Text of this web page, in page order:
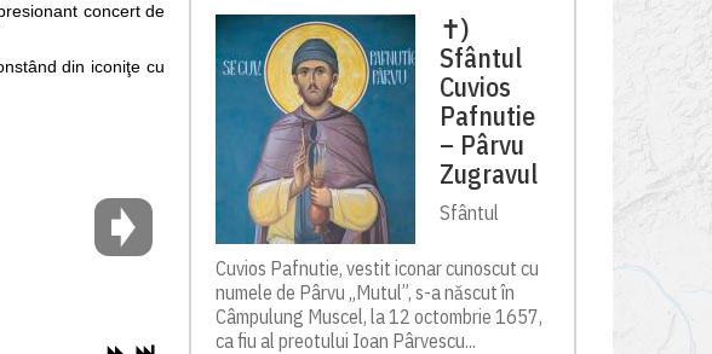
concert de
din iconiţe cu
✝)
Sfântul
Cuvios
Pafnutie
– Pârvu
Zugravul
Sfântul
Cuvios Pafnutie, vestit iconar cunoscut cu
numele de Pârvu „Mutul”, s-a născut în
Câmpulung Muscel, la 12 octombrie 1657,
ca fiu al preotului Ioan Pârvescu...